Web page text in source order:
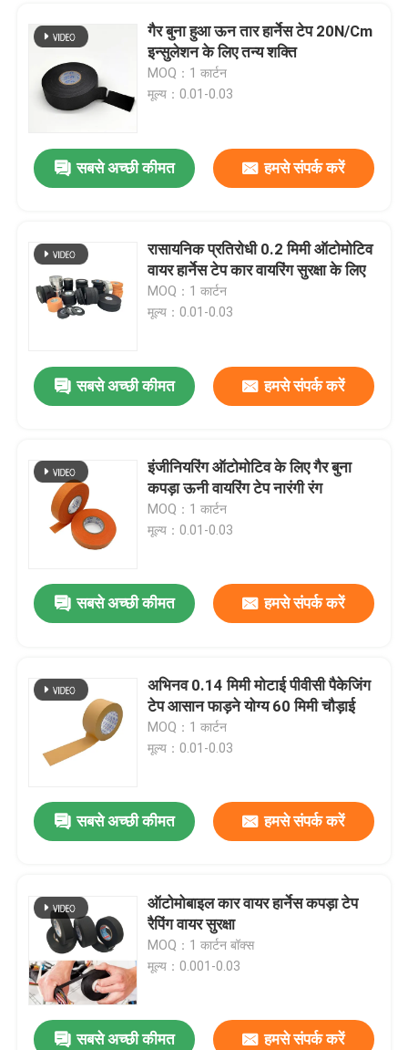
गैर बुना हुआ ऊन तार हार्नेस टेप 20N/Cm
इन्सुलेशन के लिए तन्य शक्ति
MOQ：1 कार्टन
मूल्य：0.01-0.03
सबसे अच्छी कीमत हमसे संपर्क करें
रासायनिक प्रतिरोधी 0.2 मिमी ऑटोमोटिव
वायर हार्नेस टेप कार वायरिंग सुरक्षा के लिए
MOQ：1 कार्टन
मूल्य：0.01-0.03
सबसे अच्छी कीमत हमसे संपर्क करें
इंजीनियरिंग ऑटोमोटिव के लिए गैर बुना
कपड़ा ऊनी वायरिंग टेप नारंगी रंग
MOQ：1 कार्टन
मूल्य：0.01-0.03
सबसे अच्छी कीमत हमसे संपर्क करें
अभिनव 0.14 मिमी मोटाई पीवीसी पैकेजिंग
टेप आसान फाड़ने योग्य 60 मिमी चौड़ाई
MOQ：1 कार्टन
मूल्य：0.01-0.03
सबसे अच्छी कीमत हमसे संपर्क करें
ऑटोमोबाइल कार वायर हार्नेस कपड़ा टेप
रैपिंग वायर सुरक्षा
MOQ：1 कार्टन बॉक्स
मूल्य：0.001-0.03
सबसे अच्छी कीमत हमसे संपर्क करें